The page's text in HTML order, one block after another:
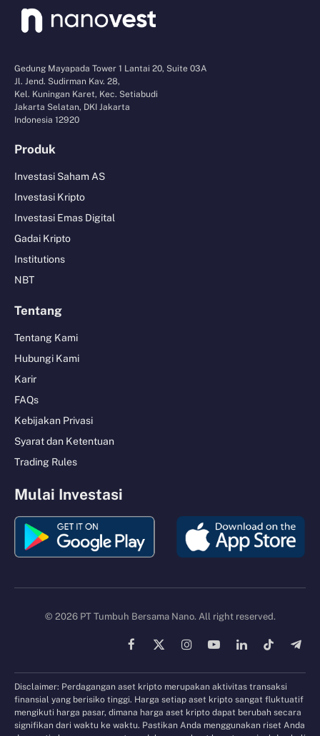
Gedung Mayapada Tower 1 Lantai 20, Suite 03A
Jl. Jend. Sudirman Kav. 28,
Kel. Kuningan Karet, Kec. Setiabudi
Jakarta Selatan, DKI Jakarta
Indonesia 12920
Produk
Investasi Saham AS
Investasi Kripto
Investasi Emas Digital
Gadai Kripto
Institutions
NBT
Tentang
Tentang Kami
Hubungi Kami
Karir
FAQs
Kebijakan Privasi
Syarat dan Ketentuan
Trading Rules
Mulai Investasi
© 2026 PT Tumbuh Bersama Nano. All right reserved.
Facebook
X
InstagramYouTubeLinkedInTikTok
Disclaimer: Perdagangan aset kripto merupakan aktivitas transaksi
finansial yang berisiko tinggi. Harga setiap aset kripto sangat fluktuatif
mengikuti harga pasar, dimana harga aset kripto dapat berubah secara
signifikan dari waktu ke waktu. Pastikan Anda menggunakan riset Anda